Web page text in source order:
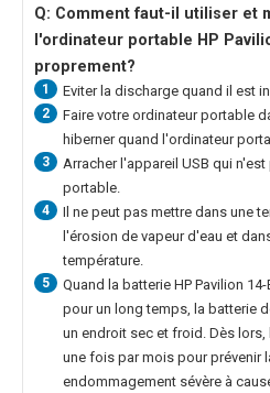
Q: Comment faut-il utiliser et
l'ordinateur portable HP
proprement?
1 Eviter la discharge quand il est
2
Faire votre ordinateur portable
hiberner quand l'ordinateur
3
Arracher l'appareil USB qui
portable.
4
Il ne peut pas mettre dans une
l'érosion de vapeur d'eau et
température.
5 Quand la batterie HP Pavilion 14-
pour un long temps, la batterie
un endroit sec et froid. Dès
une fois par mois pour prévenir
endommagement sévère à